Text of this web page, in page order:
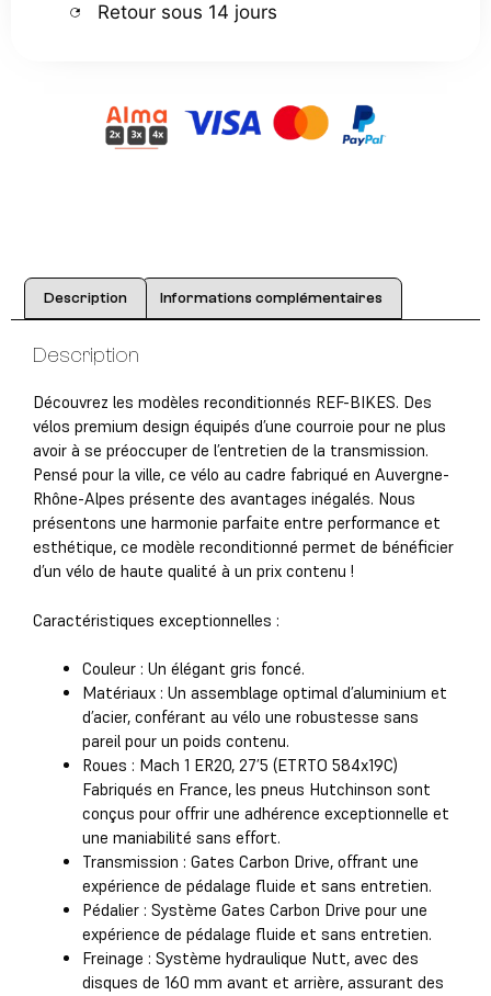
Retour sous 14 jours
Description Informations complémentaires
Description
Découvrez les modèles reconditionnés REF-BIKES. Des
vélos premium design équipés d’une courroie pour ne plus
avoir à se préoccuper de l’entretien de la transmission.
Pensé pour la ville, ce vélo au cadre fabriqué en Auvergne-
Rhône-Alpes présente des avantages inégalés. Nous
présentons une harmonie parfaite entre performance et
esthétique, ce modèle reconditionné permet de bénéficier
d’un vélo de haute qualité à un prix contenu !
Caractéristiques exceptionnelles :
Couleur : Un élégant gris foncé.
Matériaux : Un assemblage optimal d’aluminium et
d’acier, conférant au vélo une robustesse sans
pareil pour un poids contenu.
Roues : Mach 1 ER20, 27’5 (ETRTO 584x19C)
Fabriqués en France, les pneus Hutchinson sont
conçus pour offrir une adhérence exceptionnelle et
une maniabilité sans effort.
Transmission : Gates Carbon Drive, offrant une
expérience de pédalage fluide et sans entretien.
Pédalier : Système Gates Carbon Drive pour une
expérience de pédalage fluide et sans entretien.
Freinage : Système hydraulique Nutt, avec des
disques de 160 mm avant et arrière, assurant des